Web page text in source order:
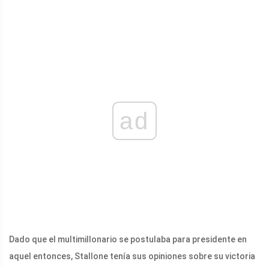
ad
Dado que el multimillonario se postulaba para presidente en
aquel entonces, Stallone tenía sus opiniones sobre su victoria